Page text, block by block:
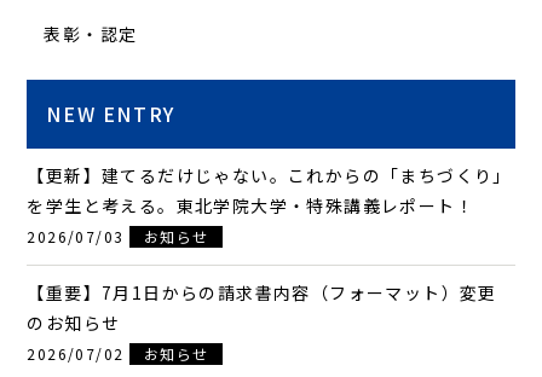
表彰・認定
NEW ENTRY
【更新】建てるだけじゃない。これからの「まちづくり」
を学生と考える。東北学院大学・特殊講義レポート！
2026/07/03 お知らせ
【重要】7月1日からの請求書内容（フォーマット）変更
のお知らせ
2026/07/02 お知らせ